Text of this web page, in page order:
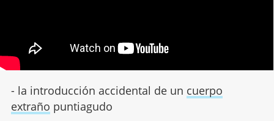
- la introducción accidental de un cuerpo
extraño puntiagudo